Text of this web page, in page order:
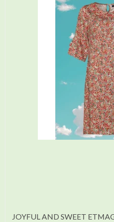
JOYFUL AND SWEET